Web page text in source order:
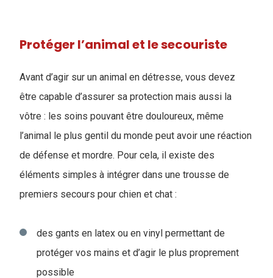
Protéger l’animal et le secouriste
Avant d’agir sur un animal en détresse, vous devez
être capable d’assurer sa protection mais aussi la
vôtre : les soins pouvant être douloureux, même
l’animal le plus gentil du monde peut avoir une réaction
de défense et mordre. Pour cela, il existe des
éléments simples à intégrer dans une trousse de
premiers secours pour chien et chat :
des gants en latex ou en vinyl permettant de
protéger vos mains et d’agir le plus proprement
possible